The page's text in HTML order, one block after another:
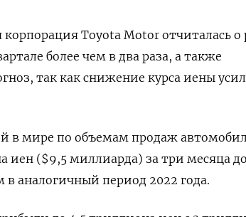
Toyota Motor отчиталась о
более чем в два раза, а также
так как снижение курса иены
в мире по объемам продаж
иен ($9,5 миллиарда) за три месяца
в аналогичный период 2022 года.